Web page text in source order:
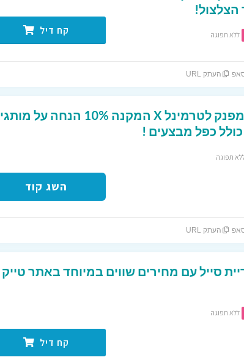
ללא תפוגה קח דיל
העתק URL
קופון מפנק לטרמינל X המקנה 10% הנחה על מותגי
כפל מבצעים !
תפוגה
השג קוד
העתק URL
סייל עם מחירים שווים במיוחד באתר טייק
ללא תפוגה
קח דיל